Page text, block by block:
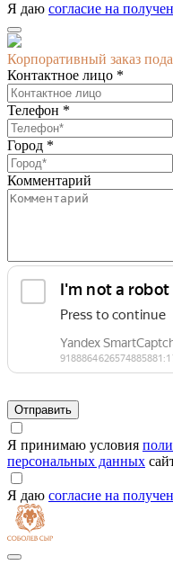
Я даю согласие на
Корпоративный заказ
Контактное лицо *
Телефон *
Город *
Комментарий
Я принимаю условия
персональных данных
Я даю согласие на